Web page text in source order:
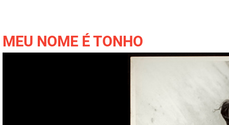
MEU NOME É TONHO